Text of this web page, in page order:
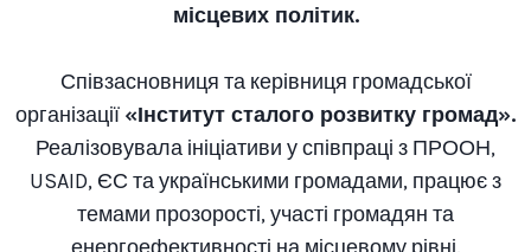
місцевих політик.
Співзасновниця та керівниця громадської
організації «Інститут сталого розвитку громад».
Реалізовувала ініціативи у співпраці з ПРООН,
USAID, ЄС та українськими громадами, працює з
темами прозорості, участі громадян та